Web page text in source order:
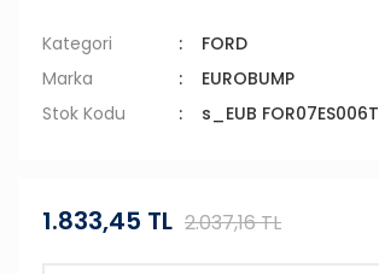
Kategori
FORD
Marka
EUROBUMP
Stok Kodu
s_EUB FOR07ES006T
1.833,45 TL 2.037,16 TL